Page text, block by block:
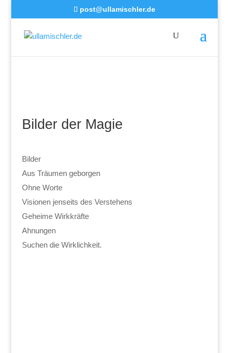
post@ullamischler.de
Bilder der Magie
Bilder
Aus Träumen geborgen
Ohne Worte
Visionen jenseits des Verstehens
Geheime Wirkkräfte
Ahnungen
Suchen die Wirklichkeit.